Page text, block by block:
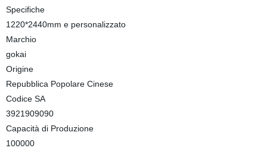
Specifiche
1220*2440mm e personalizzato
Marchio
gokai
Origine
Repubblica Popolare Cinese
Codice SA
3921909090
Capacità di Produzione
100000